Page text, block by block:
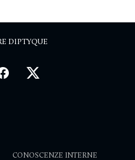
DIPTYQUE
CONOSCENZE INTERNE